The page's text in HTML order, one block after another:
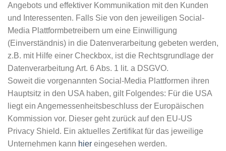
Angebots und effektiver Kommunikation mit den Kunden
und Interessenten. Falls Sie von den jeweiligen Social-
Media Plattformbetreibern um eine Einwilligung
(Einverständnis) in die Datenverarbeitung gebeten werden,
z.B. mit Hilfe einer Checkbox, ist die Rechtsgrundlage der
Datenverarbeitung Art. 6 Abs. 1 lit. a DSGVO.
Soweit die vorgenannten Social-Media Plattformen ihren
Hauptsitz in den USA haben, gilt Folgendes: Für die USA
liegt ein Angemessenheitsbeschluss der Europäischen
Kommission vor. Dieser geht zurück auf den EU-US
Privacy Shield. Ein aktuelles Zertifikat für das jeweilige
Unternehmen kann hier eingesehen werden.